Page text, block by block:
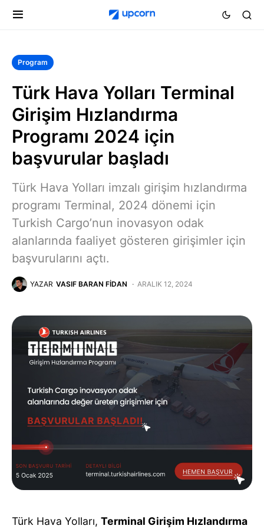
Program
Türk Hava Yolları Terminal
Girişim Hızlandırma
Programı 2024 için
başvurular başladı
Türk Hava Yolları imzalı girişim hızlandırma
programı Terminal, 2024 dönemi için
Turkish Cargo’nun inovasyon odak
alanlarında faaliyet gösteren girişimler için
başvurularını açtı.
YAZAR VASIF BARAN FIDAN ARALIK 12, 2024
Türk Hava Yolları, Terminal Girişim Hızlandırma